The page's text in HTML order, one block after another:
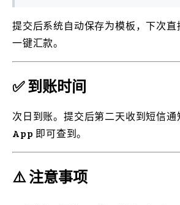
提交后系统自动保存为模板，下次直
一键汇款。
✅ 到账时间
次日到账。提交后第二天收到短信
App 即可查到。
⚠️ 注意事项